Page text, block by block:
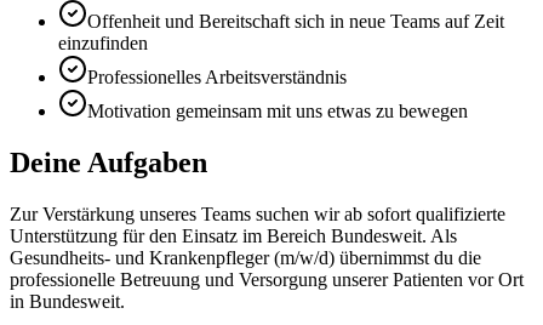
Offenheit und Bereitschaft sich in neue Teams auf Zeit
einzufinden
Professionelles Arbeitsverständnis
Motivation gemeinsam mit uns etwas zu bewegen
Deine Aufgaben
Zur Verstärkung unseres Teams suchen wir ab sofort qualifizierte
Unterstützung für den Einsatz im Bereich Bundesweit. Als
Gesundheits- und Krankenpfleger (m/w/d) übernimmst du die
professionelle Betreuung und Versorgung unserer Patienten vor Ort
in Bundesweit.